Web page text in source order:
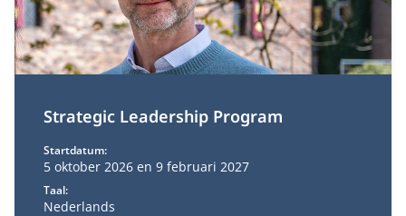
Strategic Leadership Program
Startdatum:
5 oktober 2026 en 9 februari 2027
Taal:
Nederlands